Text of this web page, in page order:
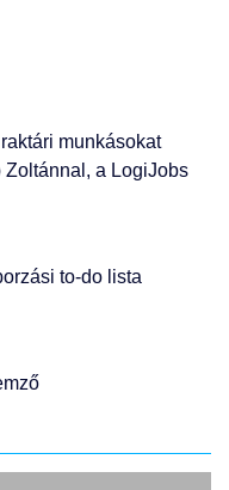
munkásokat
a LogiJobs
to-do lista